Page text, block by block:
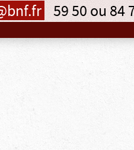
59 50 ou 84